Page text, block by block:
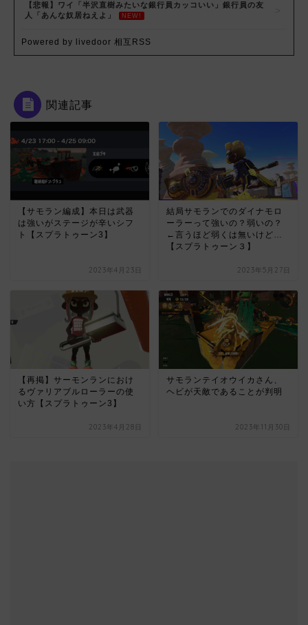
【悲報】ワイ「半沢直樹みたいな銀行員カッコいい」銀行員の友
人「あんな奴居ねえよ」
NEW!
Powered by livedoor 相互RSS
関連記事
【サモラン編成】本日は武器
は強いがステージが辛いシフ
ト【スプラトゥーン3】
2023年4月23日
結局サモランでのダイナモロ
ーラーって強いの？弱いの？
←言うほど弱くは無いけど…
【スプラトゥーン３】
2023年5月27日
【再掲】サーモンランにおけ
るヴァリアブルローラーの使
い方【スプラトゥーン3】
2023年4月28日
サモランテイオウイカさん、
ヘビが天敵であることが判明
2023年11月30日